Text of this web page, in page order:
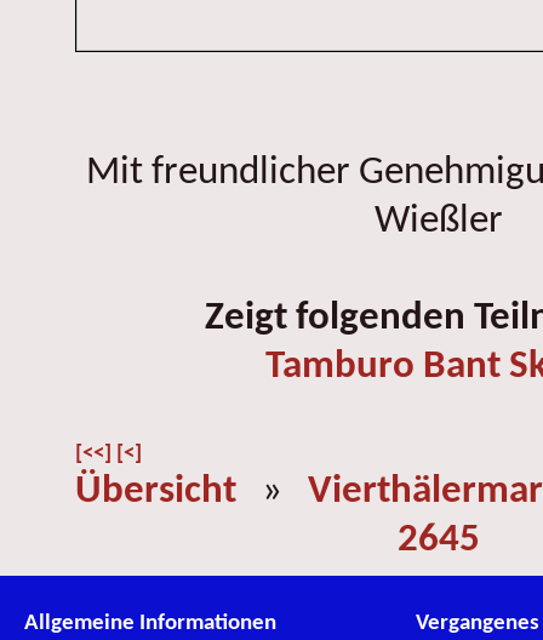
Mit freundlicher
Wießler
Zeigt folgenden
Tamburo Bant
[<<] [<]
Übersicht »
2645
Allgemeine Informationen
Vergangenes